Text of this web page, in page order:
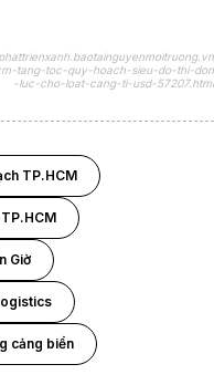
tang-toc-quy-hoach-sieu-do-thi-don
-luc-cho-loat-cang-ti-usd-57207.html
TP.HCM
Giờ
cảng biển